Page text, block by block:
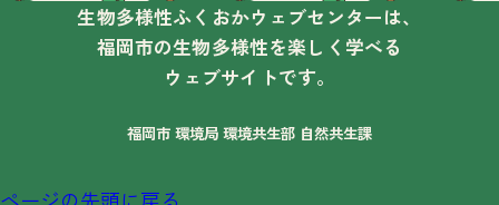
生物多様性ふくおかウェブセンターは、
福岡市の生物多様性を楽しく学べる
ウェブサイトです。
福岡市 環境局 環境共生部 自然共生課